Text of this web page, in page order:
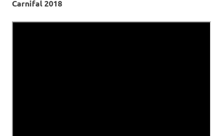
Carnifal 2018